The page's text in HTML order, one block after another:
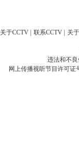
关于CCTV 联系CCTV 关
违法和不
网上传播视听节目许可证